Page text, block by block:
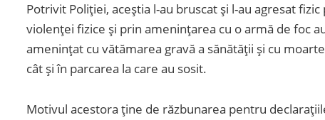
Potrivit Poliției, aceștia l-au bruscat și l-au agresat
violenței fizice și prin amenințarea cu o armă de foc
amenințat cu vătămarea gravă a sănătății și cu
cât și în parcarea la care au sosit.
Motivul acestora ține de răzbunarea pentru